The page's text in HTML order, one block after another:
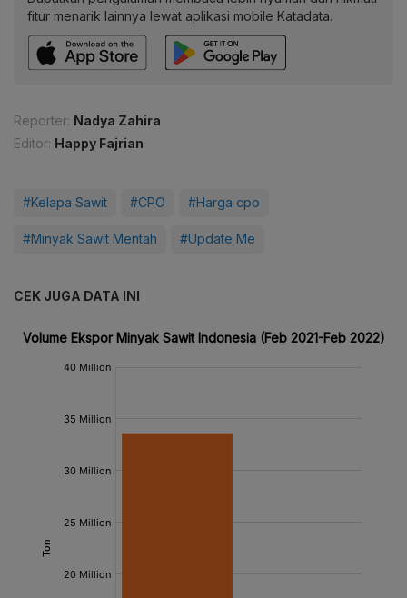
fitur menarik lainnya lewat aplikasi mobile Katadata.
Reporter: Nadya Zahira
Editor: Happy Fajrian
#Kelapa Sawit #CPO #Harga cpo
#Minyak Sawit Mentah #Update Me
CEK JUGA DATA INI